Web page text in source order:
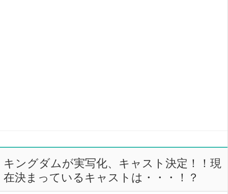
キングダムが実写化、キャスト決定！！現
在決まっているキャストは・・・！？